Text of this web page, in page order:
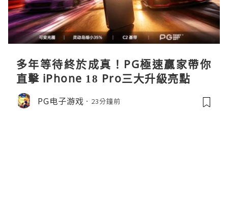
多年等待終於成真！PG極速贏家帶你
直擊 iPhone 18 Pro三大升級亮點
PG电子游戏 23分鐘前